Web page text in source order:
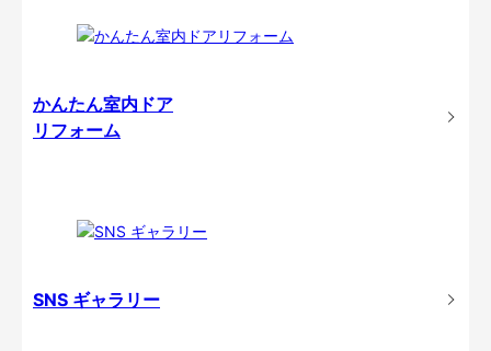
かんたん室内ドア
リフォーム
SNS ギャラリー